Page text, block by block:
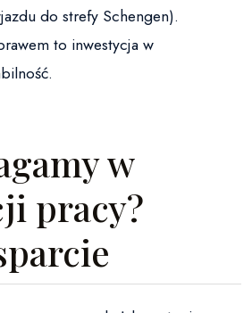
do strefy Schengen).
to inwestycja w
w
pracy?